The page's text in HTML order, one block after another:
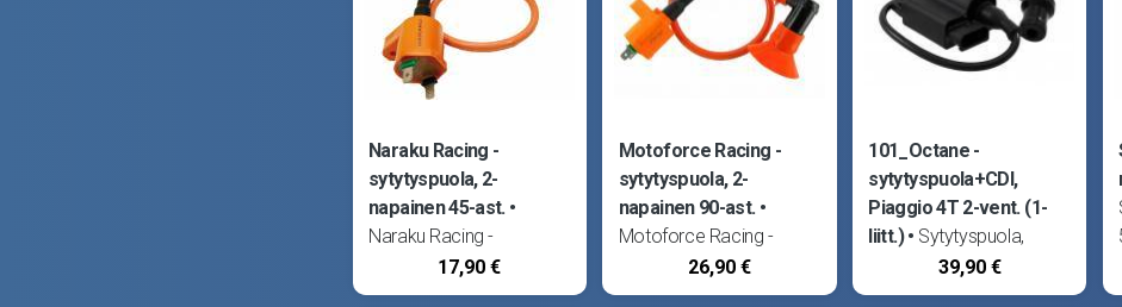
Naraku Racing -
sytytyspuola, 2-
napainen 45-ast.
Naraku Racing -
sytytyspuola. High Output
-malli, tuottaa
17,90 €
Motoforce Racing -
sytytyspuola, 2-
napainen 90-ast.
Motoforce Racing -
sytytyspuola. High Output
-malli, tuottaa
26,90 €
101_Octane -
sytytyspuola+CDI,
Piaggio 4T 2-vent. (1-
liitt.)
Sytytyspuola,
jossa sisäinen CDI -laite.
Yksi liitin, jossa neljä
39,90 €